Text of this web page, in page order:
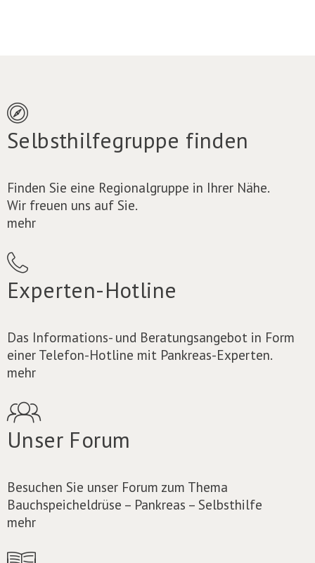
Selbsthilfegruppe finden
Finden Sie eine Regionalgruppe in Ihrer Nähe.
Wir freuen uns auf Sie.
mehr
Experten-Hotline
Das Informations- und Beratungsangebot in Form
einer Telefon-Hotline mit Pankreas-Experten.
mehr
Unser Forum
Besuchen Sie unser Forum zum Thema
Bauchspeicheldrüse – Pankreas – Selbsthilfe
mehr